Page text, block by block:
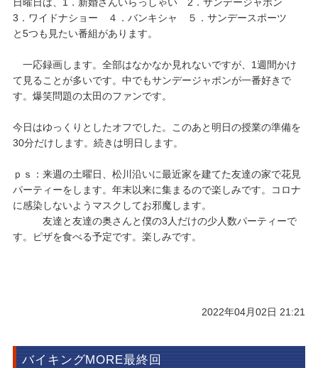
3．ワイドナショー ４．バンキシャ ５．サンデースポーツ
と5つも見たい番組があります。
一応録画します。全部はなかなか見れないですが、1週間かけ
て見ることが多いです。中でもサンデージャポンが一番好きで
す。爆笑問題の太田のファンです。
今日はゆっくりとしたオフでした。このあと明日の授業の準備を
30分だけします。続きは明日します。
ｐｓ：来週の土曜日、松川沿いに最近家を建てた友達の家で花見
パーティーをします。年末以来に集まるので楽しみです。コロナ
に感染しないようマスクしてお邪魔します。
友達と友達の奥さんと僕の3人だけの少人数パーティーで
す。ピザを食べる予定です。楽しみです。
2022年04月02日 21:21
バイキングMORE最終回